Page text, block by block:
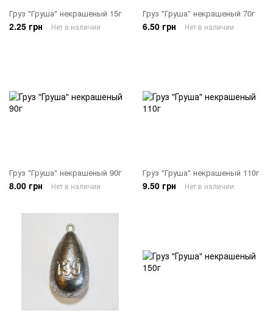
Груз "Груша" некрашеный 15г
2.25 грн Нет в наличии
Груз "Груша" некрашеный 70г
6.50 грн Нет в наличии
Груз "Груша" некрашеный 90г
8.00 грн Нет в наличии
Груз "Груша" некрашеный 110г
9.50 грн Нет в наличии